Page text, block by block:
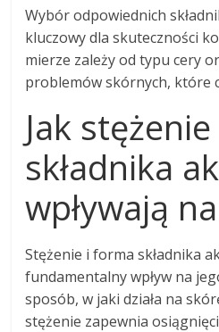
Wybór odpowiednich
kluczowy dla skuteczności
mierze zależy od typu cery
problemów skórnych, które
Jak
składnika
wpływają
Stężenie i forma składnika
fundamentalny wpływ na
sposób, w jaki działa na
stężenie zapewnia